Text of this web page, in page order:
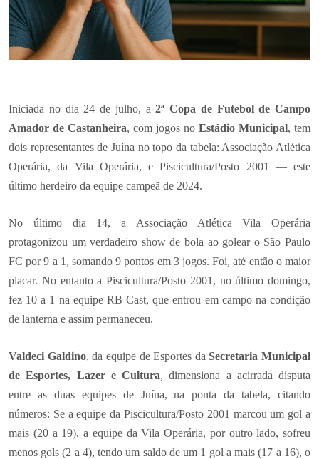
Iniciada no dia 24 de julho, a2ª Copa de Futebol de Campo
Amador de Castanheira, com jogos no Estádio Municipal, tem
dois representantes de Juína no topo da tabela: Associação Atlética
Operária, da Vila Operária, e Piscicultura/Posto 2001 — este
último herdeiro da equipe campeã de 2024.
No último dia 14, a Associação Atlética Vila Operária
protagonizou um verdadeiro show de bola ao golear o São Paulo
FC por 9 a 1, somando 9 pontos em 3 jogos. Foi, até então o maior
placar. No entanto a Piscicultura/Posto 2001, no último domingo,
fez 10 a 1 na equipe RB Cast, que entrou em campo na condição
de lanterna e assim permaneceu.
Valdeci Galdino, da equipe de Esportes daSecretaria Municipal
de Esportes, Lazer e Cultura, dimensiona a acirrada disputa
entre as duas equipes de Juína, na ponta da tabela, citando
números: Se a equipe da Piscicultura/Posto 2001 marcou um gol a
mais (20 a 19), a equipe da Vila Operária, por outro lado, sofreu
menos gols (2 a 4), tendo um saldo de um 1 gol a mais (17 a 16), o